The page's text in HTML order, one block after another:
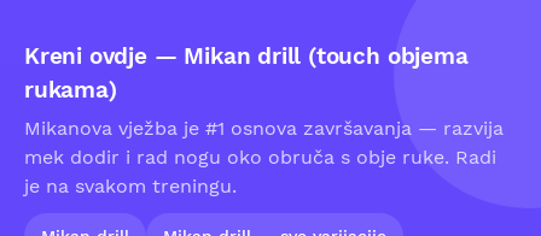
Kreni ovdje — Mikan drill (touch objema
rukama)
Mikanova vježba je #1 osnova završavanja — razvija
mek dodir i rad nogu oko obruča s obje ruke. Radi
je na svakom treningu.